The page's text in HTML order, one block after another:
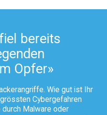
ie bereits
genden
m Opfer»
Wie gut ist Ihr
Cybergefahren
Malware oder